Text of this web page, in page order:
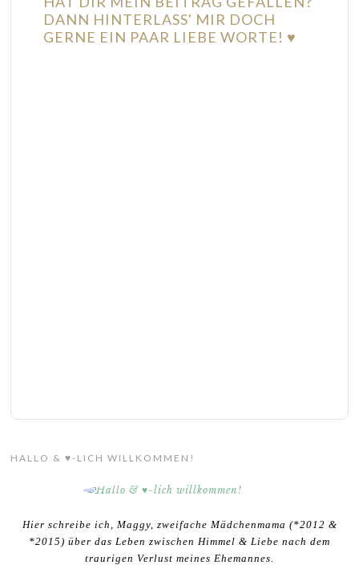
DANN HINTERLASS' MIR DOCH
GERNE EIN PAAR LIEBE WORTE! ♥
HALLO & ♥-LICH WILLKOMMEN!
Hier schreibe ich, Maggy, zweifache Mädchenmama (*2012 &
*2015) über das Leben zwischen Himmel & Liebe nach dem
traurigen Verlust meines Ehemannes.